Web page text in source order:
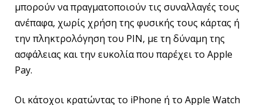
μπορούν να πραγματοποιούν τις συναλλαγές τους
ανέπαφα, χωρίς χρήση της φυσικής τους κάρτας ή
την πληκτρολόγηση του ΡΙΝ, με τη δύναμη της
ασφάλειας και την ευκολία που παρέχει το Apple
Pay.
Οι κάτοχοι κρατώντας το iPhone ή το Apple Watch